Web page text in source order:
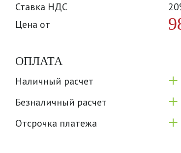
Ставка НДС
Цена от
ОПЛАТА
Наличный расчет
+
Безналичный расчет +
Отсрочка платежа +